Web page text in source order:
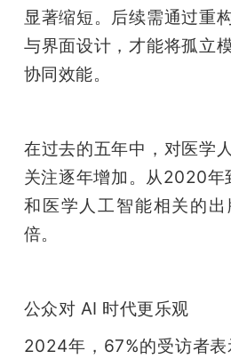
显著缩短。后续需通过重
与界面设计，才能将孤立
协同效能。
在过去的五年中，对医学
关注逐年增加。从2020
和医学人工智能相关的
倍。
公众对 AI 时代更乐观
2024年，67%的受访者表